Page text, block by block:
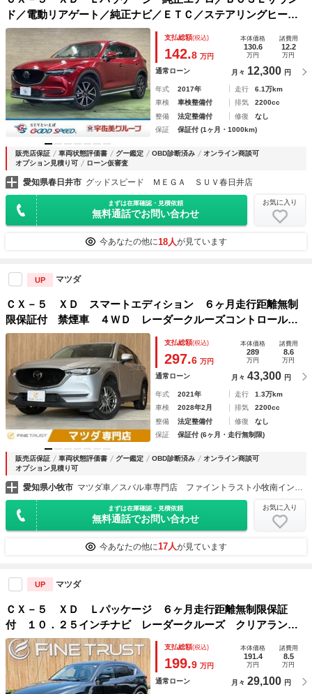
ド／電動リアゲート／純正ナビ／ＥＴＣ／ステアリングヒータ
ー／シートヒーター／パワーシート／シートメモリ／１９イン
チアルミ／レーダークルーズコントロール／バックカメラ
支払総額(税込)
142.8 万円
本体価格
130.6
万円
諸費用
12.2
万円
通常ローン 月々 12,300 円
年式 2017年 走行
6.1万km
車検
車検整備付 排気
2200cc
整備
法定整備付 修復
なし
保証
保証付 (1ヶ月・1000km)
販売店保証 車両状態評価書 グー鑑定 OBD診断済み
オンライン商談可
オプション見積り可
ローン仮審査
愛知県春日井市 グッドスピード ＭＥＧＡ ＳＵＶ春日井店
まずは在庫確認・見積依頼
無料通話でお問い合わせ
お気に入り
今あなたの他に18人が見ています
UP マツダ
ＣＸ－５ ＸＤ スマートエディション ６ヶ月走行距離無制
限保証付 禁煙車 ４ＷＤ レーダークルーズコントロール
純正１０．２５インチナビ 全周囲カメラ ＥＴＣ 衝突軽減
ブレーキ Ｂｌｕｅｔｏｏｔｈ ６速ＭＴ ＬＥＤヘッドライ
ト
支払総額(税込)
297.6 万円
本体価格
289
万円
諸費用
8.6
万円
通常ローン 月々 43,300 円
年式 2021年 走行
1.3万km
車検
2028年2月 排気
2200cc
整備
法定整備付 修復
なし
保証
保証付 (6ヶ月・走行無制限)
販売店保証 車両状態評価書 グー鑑定 OBD診断済み
オンライン商談可
オプション見積り可
愛知県小牧市 マツダ車／スバル車専門店 ファイントラスト小牧南インター店
まずは在庫確認・見積依頼
無料通話でお問い合わせ
お気に入り
今あなたの他に17人が見ています
UP マツダ
ＣＸ－５ ＸＤ Ｌパッケージ ６ヶ月走行距離無制限保証
付 １０．２５インチナビ レーダークルーズ クリアランス
ソナー 全方位カメラ 純正メモリーナビ ＥＴＣ 禁煙車
本革シート ステアリングヒーター 電動リアゲート シート
ヒーター
支払総額(税込)
199.9 万円
本体価格
191.4
万円
諸費用
8.5
万円
通常ローン 月々 29,100 円